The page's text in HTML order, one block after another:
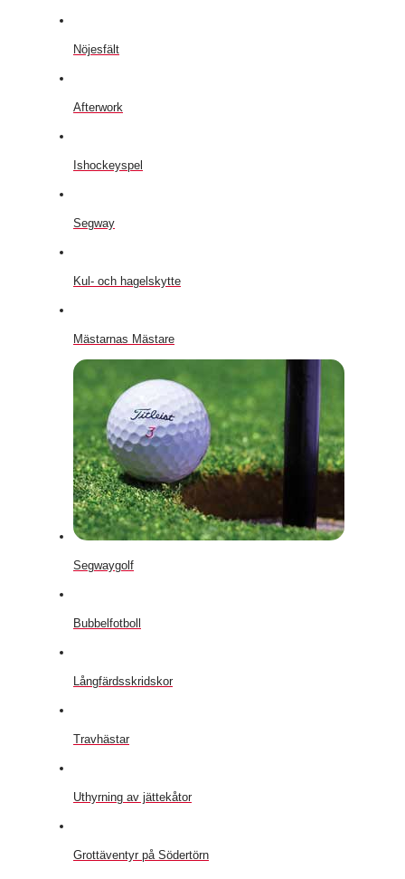
Nöjesfält
Afterwork
Ishockeyspel
Segway
Kul- och hagelskytte
Mästarnas Mästare
Segwaygolf
Bubbelfotboll
Långfärdsskridskor
Travhästar
Uthyrning av jättekåtor
Grottäventyr på Södertörn